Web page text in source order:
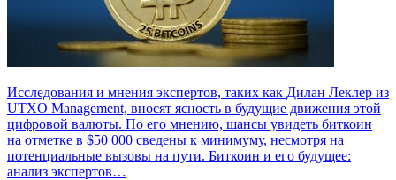
Исследования и мнения экспертов, таких как Дилан Леклер из
UTXO Management, вносят ясность в будущие движения этой
цифровой валюты. По его мнению, шансы увидеть биткоин
на отметке в $50 000 сведены к минимуму, несмотря на
потенциальные вызовы на пути. Биткоин и его будущее:
анализ экспертов…